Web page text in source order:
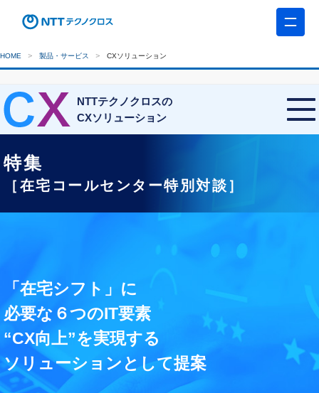
HOME 製品・サービス CXソリューション
NTTテクノクロスの
CXソリューション
特集
［在宅コールセンター特別対談］
「在宅シフト」に
必要な６つのIT要素
“CX向上”を実現する
ソリューションとして提案